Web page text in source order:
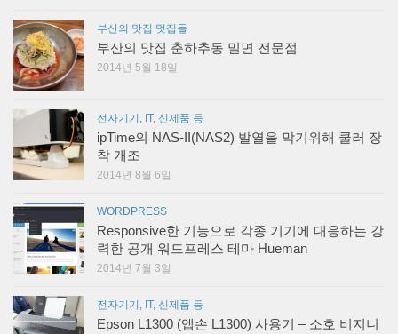
부산의 맛집 멋집들
부산의 맛집 춘하추동 밀면 전문점
2014년 5월 18일
전자기기, IT, 신제품 등
ipTime의 NAS-II(NAS2) 발열을 막기위해 쿨러 장
착 개조
2014년 8월 6일
WORDPRESS
Responsive한 기능으로 각종 기기에 대응하는 강
력한 공개 워드프레스 테마 Hueman
2014년 7월 3일
전자기기, IT, 신제품 등
Epson L1300 (엡손 L1300) 사용기 – 소호 비지니